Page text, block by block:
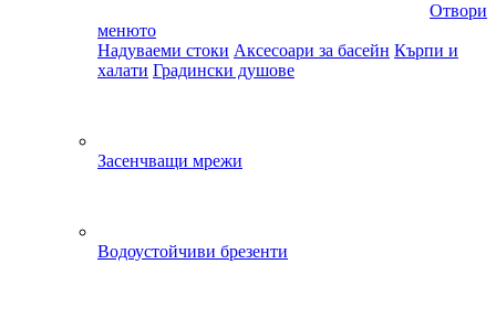
Отвори
менюто
Надуваеми стоки Аксесоари за басейн Кърпи и
халати Градински душове
Засенчващи мрежи
Водоустойчиви брезенти